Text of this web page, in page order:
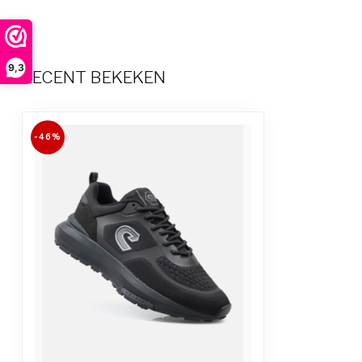
9,3RECENT BEKEKEN
-46%